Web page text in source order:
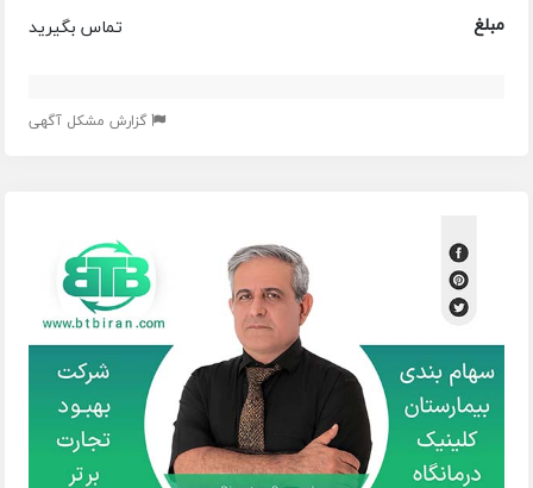
مبلغ
تماس بگیرید
گزارش مشکل آگهی